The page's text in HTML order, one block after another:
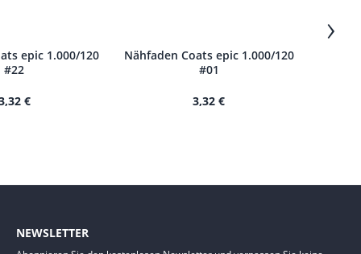
epic 1.000/120
#22
€
Nähfaden Coats epic 1.000/120
#01
3,32 €
›
NEWSLETTER